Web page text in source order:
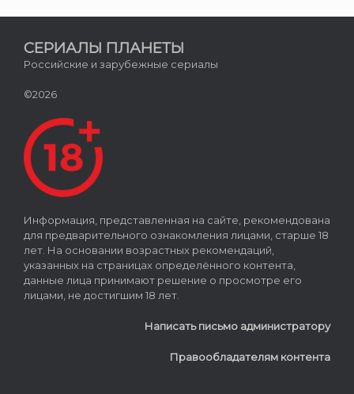
СЕРИАЛЫ ПЛАНЕТЫ
Российские и зарубежные сериалы
©2026
Информация, представленная на сайте, рекомендована
для предварительного ознакомления лицами, старше 18
лет. На основании возрастных рекомендаций,
указанных на страницах определённого контента,
данные лица принимают решение о просмотре его
лицами, не достигшим 18 лет.
Написать письмо администратору
Правообладателям контента